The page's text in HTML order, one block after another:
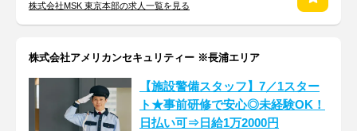
株式会社MSK 東京本部の求人一覧を見る
株式会社アメリカンセキュリティー ※長浦エリア
【施設警備スタッフ】7／1スター
ト★事前研修で安心◎未経験OK！
日払い可⇒日給1万2000円